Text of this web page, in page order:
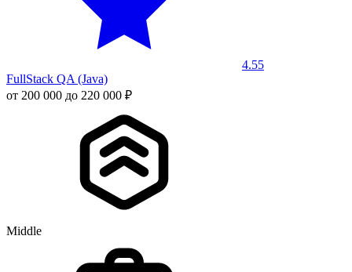
4.55
FullStack QA (Java)
от 200 000 до 220 000 ₽
Middle